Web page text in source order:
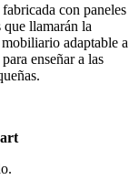
fabricada con paneles
que llamarán la
adaptable a
enseñar a las